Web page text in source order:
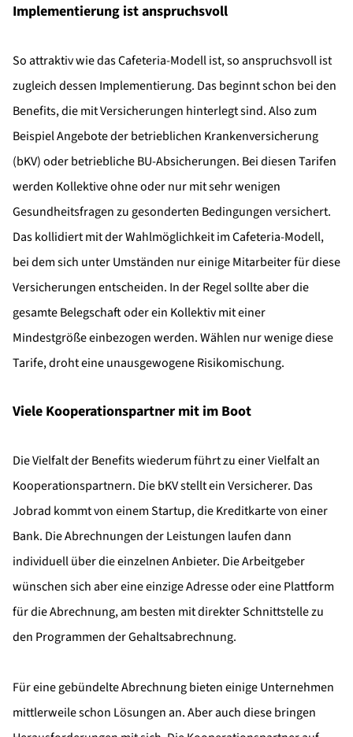
Implementierung ist anspruchsvoll
So attraktiv wie das Cafeteria-Modell ist, so anspruchsvoll ist
zugleich dessen Implementierung. Das beginnt schon bei den
Benefits, die mit Versicherungen hinterlegt sind. Also zum
Beispiel Angebote der betrieblichen Krankenversicherung
(bKV) oder betriebliche BU-Absicherungen. Bei diesen Tarifen
werden Kollektive ohne oder nur mit sehr wenigen
Gesundheitsfragen zu gesonderten Bedingungen versichert.
Das kollidiert mit der Wahlmöglichkeit im Cafeteria-Modell,
bei dem sich unter Umständen nur einige Mitarbeiter für diese
Versicherungen entscheiden. In der Regel sollte aber die
gesamte Belegschaft oder ein Kollektiv mit einer
Mindestgröße einbezogen werden. Wählen nur wenige diese
Tarife, droht eine unausgewogene Risikomischung.
Viele Kooperationspartner mit im Boot
Die Vielfalt der Benefits wiederum führt zu einer Vielfalt an
Kooperationspartnern. Die bKV stellt ein Versicherer. Das
Jobrad kommt von einem Startup, die Kreditkarte von einer
Bank. Die Abrechnungen der Leistungen laufen dann
individuell über die einzelnen Anbieter. Die Arbeitgeber
wünschen sich aber eine einzige Adresse oder eine Plattform
für die Abrechnung, am besten mit direkter Schnittstelle zu
den Programmen der Gehaltsabrechnung.
Für eine gebündelte Abrechnung bieten einige Unternehmen
mittlerweile schon Lösungen an. Aber auch diese bringen